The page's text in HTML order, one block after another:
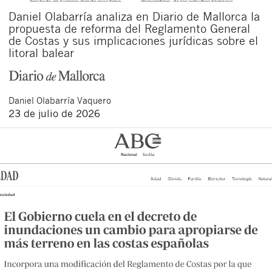
Daniel Olabarría analiza en Diario de Mallorca la
propuesta de reforma del Reglamento General
de Costas y sus implicaciones jurídicas sobre el
litoral balear
Daniel Olabarría Vaquero
23 de julio de 2026